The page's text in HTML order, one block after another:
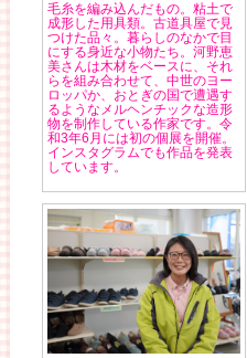
毛糸を編み込んだもの。粘土で
成形した用具類。古道具屋で見
つけた品々。暮らしのなかで目
にする身近な小物たち。河野恵
美さんは木材をベースに、それ
らを組み合わせて、中世のヨー
ロッパか、おとぎの国で遭遇す
るようなメルヘンチックな造形
物を制作している作家です。令
和3年6月には初の個展を開催。
インスタグラムでも作品を発表
しています。